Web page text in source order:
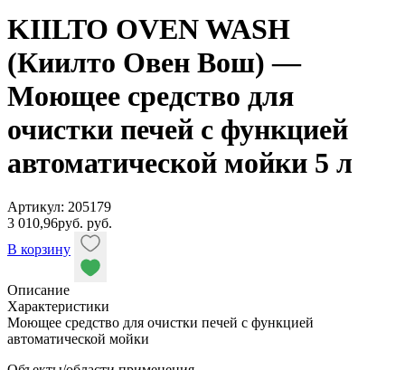
KIILTO OVEN WASH
(Киилто Овен Вош) —
Моющее средство для
очистки печей с функцией
автоматической мойки 5 л
Артикул: 205179
3 010,96руб. руб.
В корзину
Описание
Характеристики
Моющее средство для очистки печей с функцией
автоматической мойки